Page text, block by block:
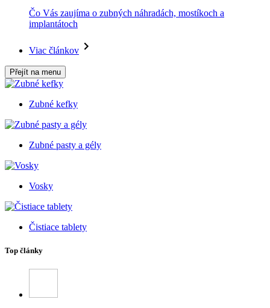
Čo Vás zaujíma o zubných náhradách, mostíkoch a
implantátoch
Viac článkov
Přejít na menu
Zubné kefky
Zubné pasty a gély
Vosky
Čistiace tablety
Top články